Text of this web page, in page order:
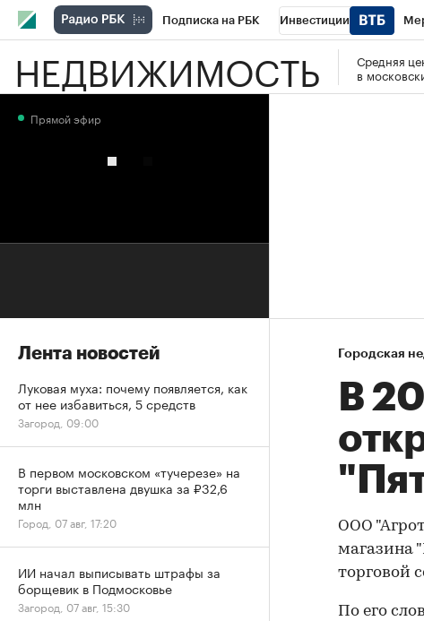
Подписка на РБК Инвестиции
РБК Вино Спорт Школа управления РБК
НЕДВИЖИМОСТЬ
Средняя
в
Городская
В
ООО
магазина
торговой
По его
Прямой эфир
Лента новостей
Луковая муха: почему появляется, как
от нее избавиться, 5 средств
Загород, 09:00
В первом московском «тучерезе» на
торги выставлена двушка за ₽32,6
млн
Город, 07 авг, 17:20
ИИ начал выписывать штрафы за
борщевик в Подмосковье
Загород, 07 авг, 15:30